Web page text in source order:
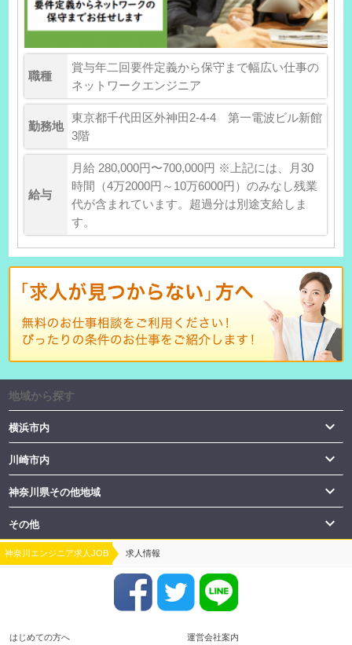
職種
賞与年二回要件定義から保守まで幅広い仕事の
ネットワークエンジニア
勤務地
東京都千代田区外神田2-4-4 第一電波ビル新館
3階
給与
月給 280,000円〜700,000円 ※上記には、月30
時間（4万2000円～10万6000円）のみなし残業
代が含まれています。超過分は別途支給しま
す。
地域から探す
横浜市内 
川崎市内 
神奈川県その他地域 
その他 
神奈川エンジニア求人JOB 求人情報
はじめての方へ 運営会社案内